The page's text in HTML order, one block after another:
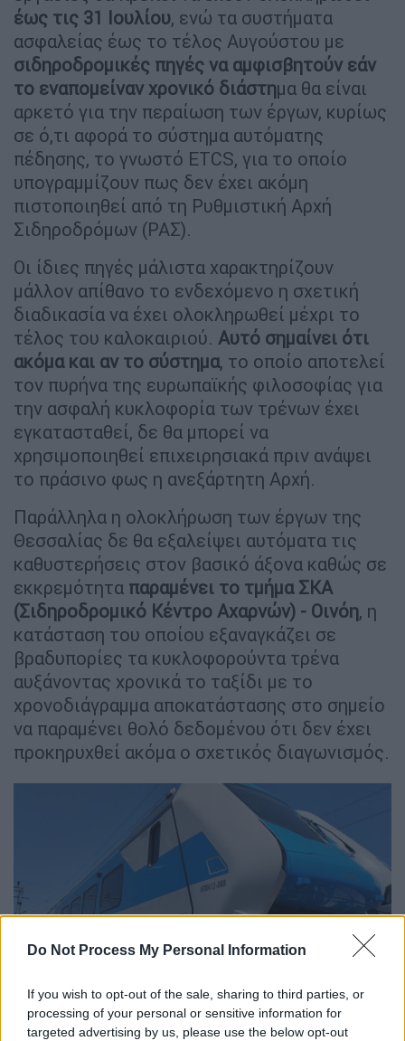
Do Not Process My Personal Information
If you wish to opt-out of the sale, sharing to third parties, or
processing of your personal or sensitive information for
targeted advertising by us, please use the below opt-out
έως τις 31 Ιουλίου, ενώ τα συστήματα
ασφαλείας έως το τέλος Αυγούστου με
σιδηροδρομικές πηγές να αμφισβητούν εάν
το εναπομείναν χρονικό διάστημα θα είναι
αρκετό για την περαίωση των έργων, κυρίως
σε ό,τι αφορά το σύστημα αυτόματης
πέδησης, το γνωστό ETCS, για το οποίο
υπογραμμίζουν πως δεν έχει ακόμη
πιστοποιηθεί από τη Ρυθμιστική Αρχή
Σιδηροδρόμων (ΡΑΣ).
Οι ίδιες πηγές μάλιστα χαρακτηρίζουν
μάλλον απίθανο το ενδεχόμενο η σχετική
διαδικασία να έχει ολοκληρωθεί μέχρι το
τέλος του καλοκαιριού. Αυτό σημαίνει ότι
ακόμα και αν το σύστημα, το οποίο αποτελεί
τον πυρήνα της ευρωπαϊκής φιλοσοφίας για
την ασφαλή κυκλοφορία των τρένων έχει
εγκατασταθεί, δε θα μπορεί να
χρησιμοποιηθεί επιχειρησιακά πριν ανάψει
το πράσινο φως η ανεξάρτητη Αρχή.
Παράλληλα η ολοκλήρωση των έργων της
Θεσσαλίας δε θα εξαλείψει αυτόματα τις
καθυστερήσεις στον βασικό άξονα καθώς σε
εκκρεμότητα παραμένει το τμήμα ΣΚΑ
(Σιδηροδρομικό Κέντρο Αχαρνών) - Οινόη, η
κατάσταση του οποίου εξαναγκάζει σε
βραδυπορίες τα κυκλοφορούντα τρένα
αυξάνοντας χρονικά το ταξίδι με το
χρονοδιάγραμμα αποκατάστασης στο σημείο
να παραμένει θολό δεδομένου ότι δεν έχει
προκηρυχθεί ακόμα ο σχετικός διαγωνισμός.
Τα νέα τρένα